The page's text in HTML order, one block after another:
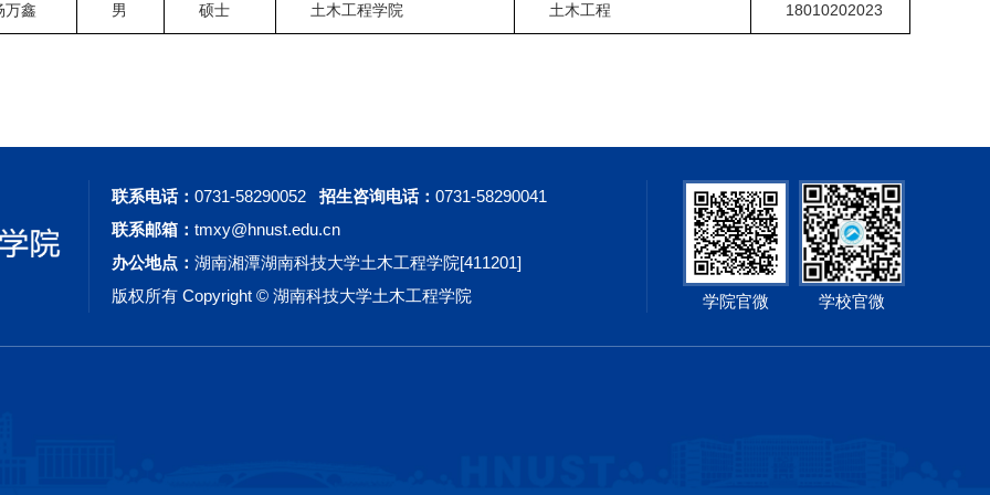
万鑫 男 硕士 土木工程学院 土木工程 18010202023
联系电话：0731-58290052招生咨询电话：0731-58290041
联系邮箱：tmxy@hnust.edu.cn
办公地点：湖南湘潭湖南科技大学土木工程学院[411201]
版权所有 Copyright © 湖南科技大学土木工程学院
学校官微
学院官微